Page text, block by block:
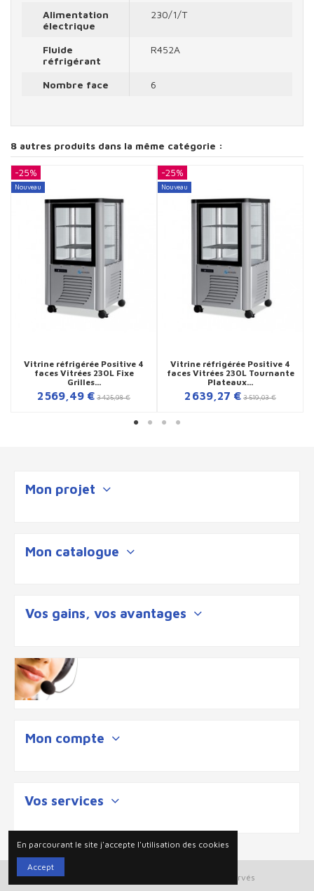
Alimentation
électrique
230/1/T
Fluide
réfrigérant
R452A
Nombre face 6
8 autres produits dans la même catégorie :
-25%
Nouveau
Vitrine réfrigérée Positive 4
faces Vitrées 230L Fixe
Grilles...
2 569,49 € 3 425,98 €
-25%
Nouveau
Vitrine réfrigérée Positive 4
faces Vitrées 230L Tournante
Plateaux...
2 639,27 € 3 519,03 €
Mon projet
Mon catalogue
Vos gains, vos avantages
Mon compte
Vos services
Plan du site | 2025 © Ouigloo tout droits reservés
En parcourant le site j'accepte l'utilisation des cookies
Accept